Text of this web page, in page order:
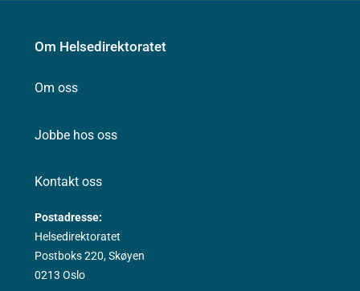
Om Helsedirektoratet
Om oss
Jobbe hos oss
Kontakt oss
Postadresse:
Helsedirektoratet
Postboks 220, Skøyen
0213 Oslo